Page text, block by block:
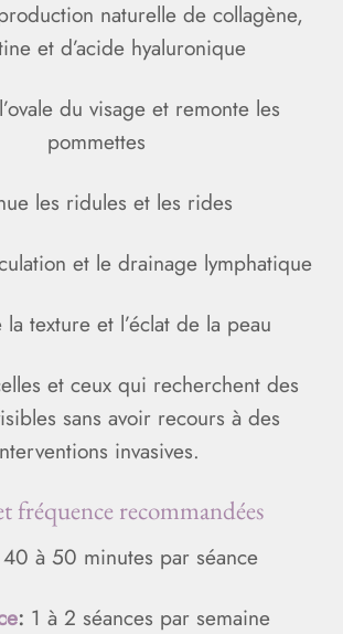
naturelle de collagène,
et d’acide hyaluronique
du visage et remonte les
pommettes
les ridules et les rides
et le drainage lymphatique
texture et l’éclat de la peau
et ceux qui recherchent des
sans avoir recours à des
invasives.
fréquence recommandées
40 à 50 minutes par séance
: 1 à 2 séances par semaine